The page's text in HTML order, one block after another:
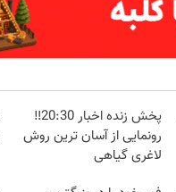
پخش زنده اخبار 20:30‼️
رونمایی از آسان ترین روش
لاغری گیاهی